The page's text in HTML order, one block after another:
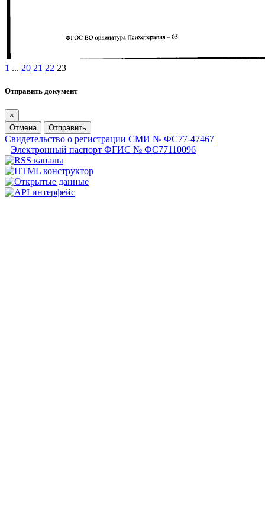
1 ... 20 21 22 23
Отправить документ
×
Отмена
Отправить
Свидетельство о регистрации СМИ № ФС77-47467
Электронный паспорт ФГИС № ФС77110096